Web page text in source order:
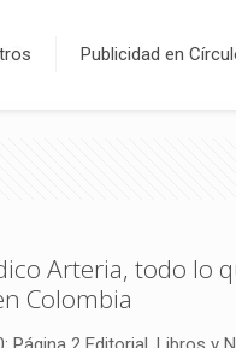
Publicidad en
Arteria, todo lo
Colombia